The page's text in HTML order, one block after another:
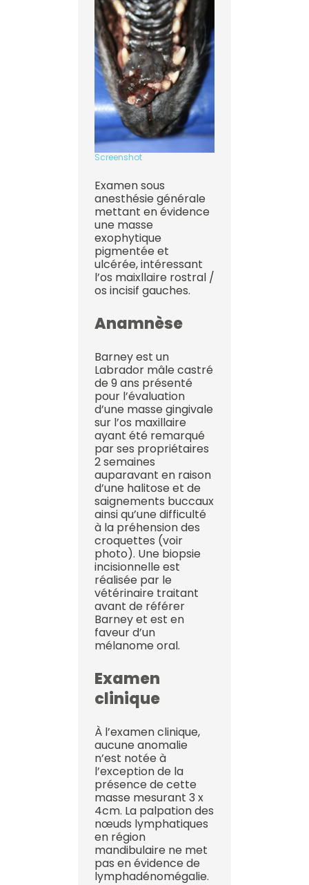
Screenshot
Examen sous
anesthésie générale
mettant en évidence
une masse
exophytique
pigmentée et
ulcérée, intéressant
l’os maixllaire rostral /
os incisif gauches.
Anamnèse
Barney est un
Labrador mâle castré
de 9 ans présenté
pour l’évaluation
d’une masse gingivale
sur l’os maxillaire
ayant été remarqué
par ses propriétaires
2 semaines
auparavant en raison
d’une halitose et de
saignements buccaux
ainsi qu’une difficulté
à la préhension des
croquettes (voir
photo). Une biopsie
incisionnelle est
réalisée par le
vétérinaire traitant
avant de référer
Barney et est en
faveur d’un
mélanome oral.
Examen
clinique
À l’examen clinique,
aucune anomalie
n’est notée à
l’exception de la
présence de cette
masse mesurant 3 x
4cm. La palpation des
nœuds lymphatiques
en région
mandibulaire ne met
pas en évidence de
lymphadénomégalie.